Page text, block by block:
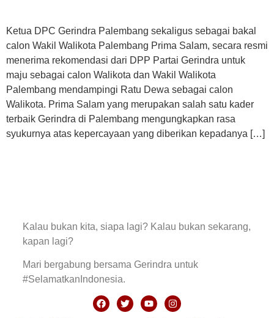
Ketua DPC Gerindra Palembang sekaligus sebagai bakal
calon Wakil Walikota Palembang Prima Salam, secara resmi
menerima rekomendasi dari DPP Partai Gerindra untuk
maju sebagai calon Walikota dan Wakil Walikota
Palembang mendampingi Ratu Dewa sebagai calon
Walikota. Prima Salam yang merupakan salah satu kader
terbaik Gerindra di Palembang mengungkapkan rasa
syukurnya atas kepercayaan yang diberikan kepadanya […]
Kalau bukan kita, siapa lagi? Kalau bukan sekarang,
kapan lagi?
Mari bergabung bersama Gerindra untuk
#SelamatkanIndonesia.